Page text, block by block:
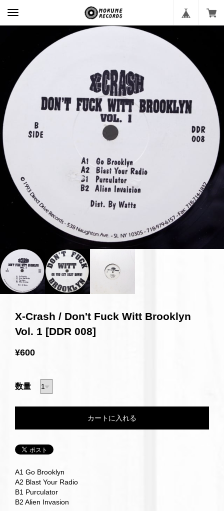
X-Crash / Don't Fuck Witt Brooklyn
Vol. 1 [DDR 008]
¥600
数量
A1 Go Brooklyn
A2 Blast Your Radio
B1 Purculator
B2 Alien Invasion